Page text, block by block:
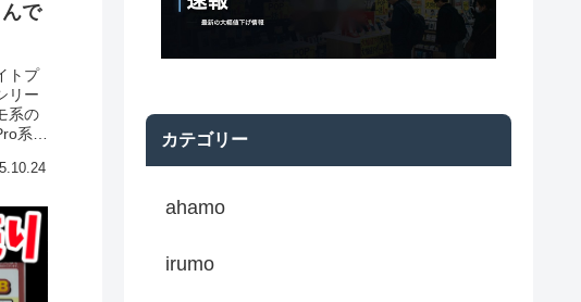
で
トプ
リー
系の
系
カテゴリー
ahamo
irumo